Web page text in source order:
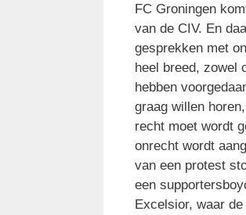
FC Groningen
van de CIV. En
gesprekken met
heel breed, zowel
hebben
graag willen
recht moet wordt
onrecht wordt
van een protest
een
Excelsior, waar